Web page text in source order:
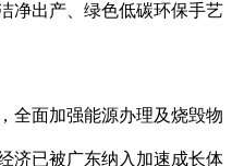
净出产、绿色低碳环保手艺
面加强能源办理及烧毁物
济已被广东纳入加速成长体